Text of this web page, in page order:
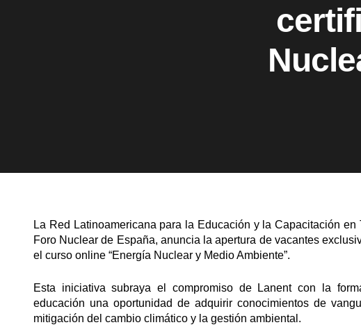
La Red Latinoamericana para la Educación y la Capacitación
Foro Nuclear de España, anuncia la apertura de vacantes
el curso online “Energía Nuclear y Medio Ambiente”.
Esta iniciativa subraya el compromiso de Lanent con la
educación una oportunidad de adquirir conocimientos de
mitigación del cambio climático y la gestión ambiental.